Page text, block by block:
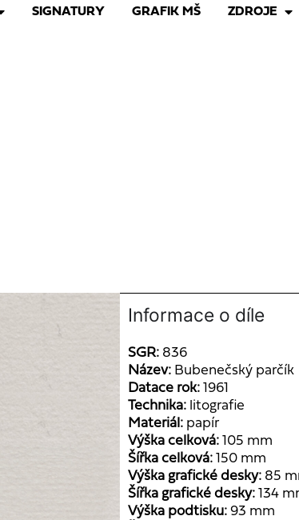
SIGNATURY GRAFIK MŠ ZDROJE
Informace o díle
SGR: 836
Název: Bubenečský parčík
Datace rok: 1961
Technika: litografie
Materiál: papír
Výška celková: 105 mm
Šířka celková: 150 mm
Výška grafické desky: 85
Šířka grafické desky: 134
Výška podtisku: 93 mm